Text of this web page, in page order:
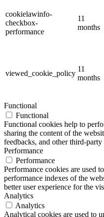
cookielawinfo-
checkbox-
performance
11
months
viewed_cookie_policy
11
months
Functional
Functional
Functional cookies help to
sharing the content of the
feedbacks, and other third-party
Performance
Performance
Performance cookies are used
performance indexes of the
better user experience for the
Analytics
Analytics
Analytical cookies are used to